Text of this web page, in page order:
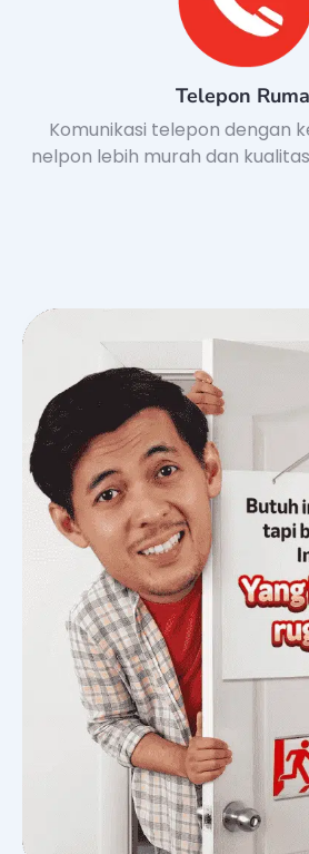
Telepon
Komunikasi telepon dengan
nelpon lebih murah dan